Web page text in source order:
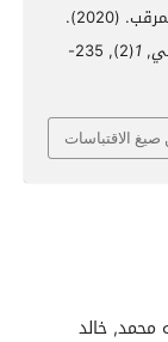
(2020).
,
1
(2), 235-
صيغ الاقتباسات
محمد, خالد